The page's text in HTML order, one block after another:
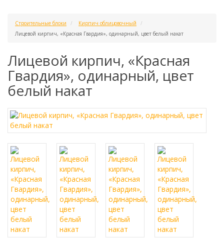
Строительные блоки
Кирпич облицовочный
Лицевой кирпич, «Красная Гвардия», одинарный, цвет белый накат
Лицевой кирпич, «Красная
Гвардия», одинарный, цвет
белый накат